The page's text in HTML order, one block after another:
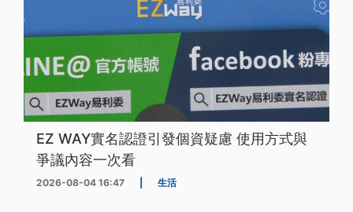
EZ WAY實名認證引發個資疑慮 使用方式與
爭議內容一次看
2026-08-04 16:47 生活